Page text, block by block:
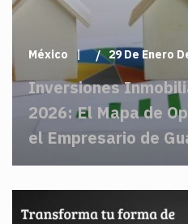
México 29 De Enero
Inversiones
2026: El Mapa de
el Empresario de